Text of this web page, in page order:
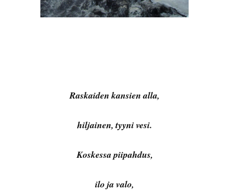
Raskaiden kansien alla,
hiljainen, tyyni vesi.
Koskessa piipahdus,
ilo ja valo,